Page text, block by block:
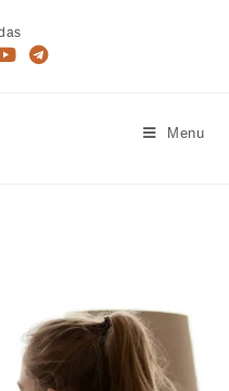
Menu